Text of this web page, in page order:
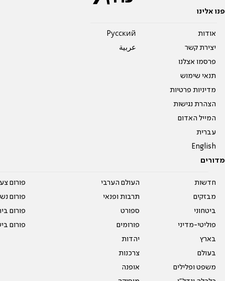
פנו אלינו
אודות
יצירת קשר
פרסמו אצלנו
תנאי שימוש
מדיניות פרטיות
הצהרת נגישות
המייל האדום
עברית
English
Pусский
عربية
מדורים
חדשות
מבזקים
ביטחוני
פוליטי-מדיני
בארץ
בעולם
משפט ופלילים
העולם הערבי
תרבות ופנאי
ספורט
פורומים
יהדות
צרכנות
אופנה
פורום
פורום
פורום
פורום